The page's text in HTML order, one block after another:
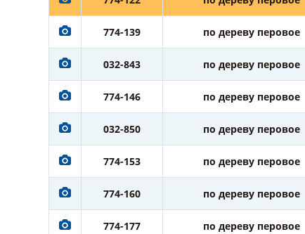
774-139 по дереву перовое
032-843 по дереву перовое
774-146 по дереву перовое
032-850 по дереву перовое
774-153 по дереву перовое
774-160 по дереву перовое
774-177 по дереву перовое